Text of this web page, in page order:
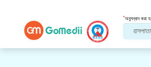
*অনুসন্ধান করা